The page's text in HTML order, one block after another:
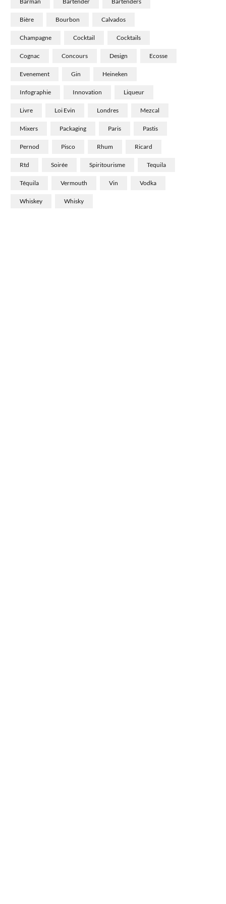
Bière Bourbon Calvados
Champagne Cocktail Cocktails
Cognac Concours Design Ecosse
Evenement Gin Heineken
Infographie Innovation Liqueur
Livre Loi Evin Londres Mezcal
Mixers Packaging Paris Pastis
Pernod Pisco Rhum Ricard
Rtd Soirée Spiritourisme Tequila
Téquila Vermouth Vin Vodka
Whiskey Whisky